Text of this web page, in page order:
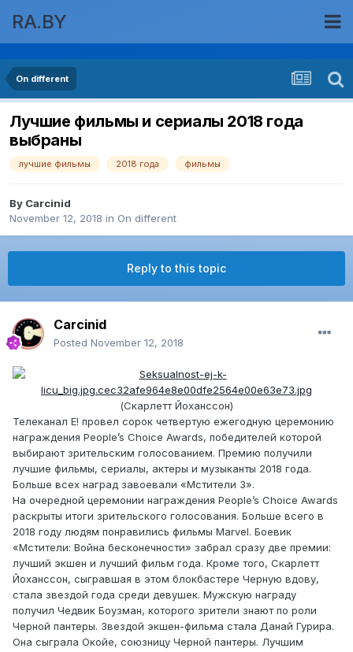
RA.BY
On different
Лучшие фильмы и сериалы 2018 года
выбраны
лучшие фильмы 2018 года фильмы
By Carcinid
November 12, 2018 in On different
Reply to this topic
Carcinid
Posted November 12, 2018
(Скарлетт Йоханссон)
Телеканал E! провел сорок четвертую ежегодную церемонию
награждения People’s Choice Awards, победителей которой
выбирают зрительским голосованием. Премию получили
лучшие фильмы, сериалы, актеры и музыканты 2018 года.
Больше всех наград завоевали «Мстители 3».
На очередной церемонии награждения People’s Choice Awards
раскрыты итоги зрительского голосования. Больше всего в
2018 году людям понравились фильмы Marvel. Боевик
«Мстители: Война бесконечности» забрал сразу две премии:
лучший экшен и лучший фильм года. Кроме того, Скарлетт
Йоханссон, сыгравшая в этом блокбастере Черную вдову,
стала звездой года среди девушек. Мужскую награду
получил Чедвик Боузман, которого зрители знают по роли
Черной пантеры. Звездой экшен-фильма стала Данай Гурира.
Она сыграла Окойе, союзницу Черной пантеры. Лучшим